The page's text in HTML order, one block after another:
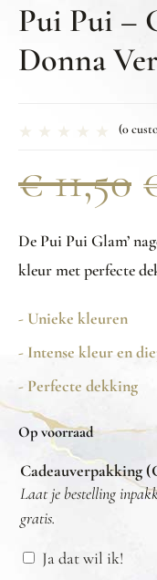
Pui Pui –
Donna
(0
€11,50
De Pui Pui Glam’
kleur met perfecte
- Unieke kleuren
- Intense kleur en
- Perfecte dekking
Op voorraad
Cadeauverpakking
Laat je bestelling
gratis.
Ja dat wil ik!